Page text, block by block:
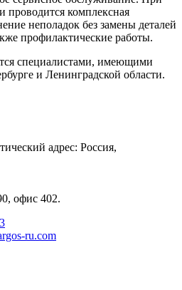
проводится комплексная
неполадок без замены деталей
профилактические работы.
специалистами, имеющими
и Ленинградской области.
адрес: Россия,
офис 402.
ru.com